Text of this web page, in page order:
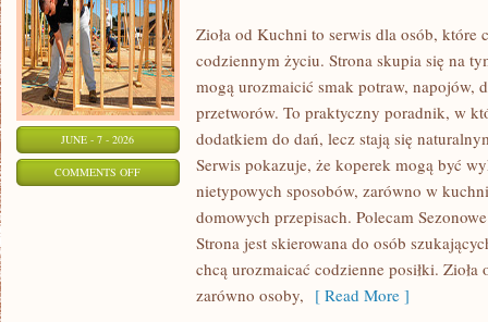
JUNE - 7 - 2026
COMMENTS OFFON
CZYTELNIKÓW
Zioła od Kuchni to serwis dla osób, które
codziennym życiu. Strona skupia się na
mogą urozmaicić smak potraw, napojów,
przetworów. To praktyczny poradnik, w
dodatkiem do dań, lecz stają się
Serwis pokazuje, że koperek mogą być
nietypowych sposobów, zarówno w
domowych przepisach. Polecam
Strona jest skierowana do osób
chcą urozmaicać codzienne posiłki.
zarówno osoby, [ Read More ]